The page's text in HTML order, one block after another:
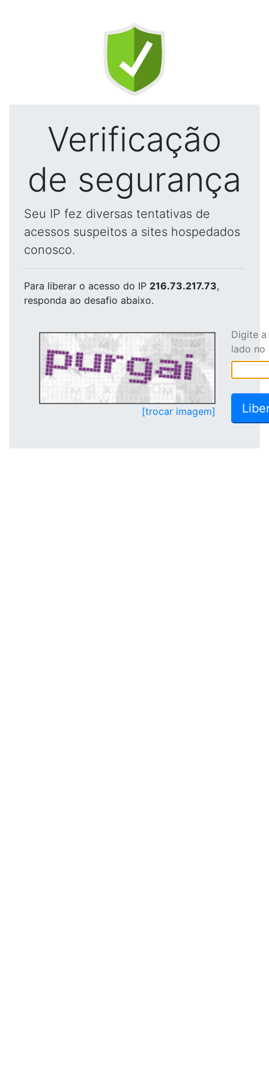
Verificação
de segurança
Seu IP fez diversas tentativas de
acessos suspeitos a sites hospedados
conosco.
Para liberar o acesso do IP 216.73.217.73,
responda ao desafio abaixo.
[trocar imagem]
Digite
lado no